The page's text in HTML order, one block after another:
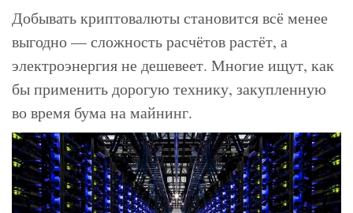
​Добывать криптовалюты становится всё менее
выгодно — сложность расчётов растёт, а
электроэнергия не дешевеет. Многие ищут, как
бы применить дорогую технику, закупленную
во время бума на майнинг.